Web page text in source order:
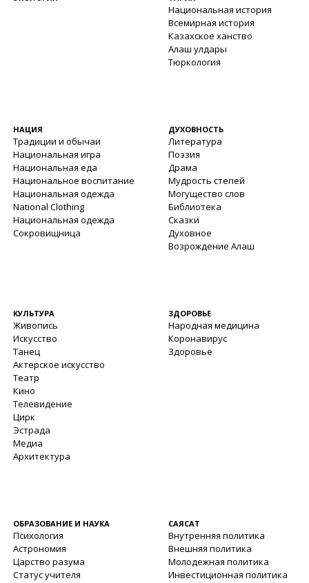
Национальная история
Всемирная история
Казахское ханство
Алаш улдары
Тюркология
НАЦИЯ
Традиции и обычаи
Национальная игра
Национальная еда
Национальное воспитание
Национальная одежда
National Clothing
Национальная одежда
Сокровищница
ДУХОВНОСТЬ
Литература
Поэзия
Драма
Мудрость степей
Могущество слов
Библиотека
Сказки
Духовное
Возрождение Алаш
КУЛЬТУРА
Живопись
Искусство
Танец
Актерское искусство
Театр
Кино
Телевидение
Цирк
Эстрада
Медиа
Архитектура
ЗДОРОВЬЕ
Народная медицина
Коронавирус
Здоровье
ОБРАЗОВАНИЕ И НАУКА
Психология
Астрономия
Царство разума
Статус учителя
САЯСАТ
Внутренняя политика
Внешняя политика
Молодежная политика
Инвестиционная политика